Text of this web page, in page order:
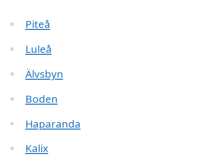
Piteå
Luleå
Älvsbyn
Boden
Haparanda
Kalix